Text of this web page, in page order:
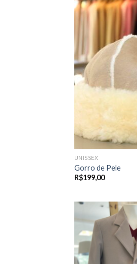
UNISSEX
Gorro de Pele
R$199,00